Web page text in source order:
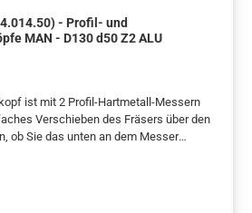
- Profil- und
MAN - D130 d50 Z2 ALU
ist mit 2 Profil-Hartmetall-Messern
Verschieben des Fräsers über den
ob Sie das unten an dem Messer
geschliffen wird. Sie können bis zu 4